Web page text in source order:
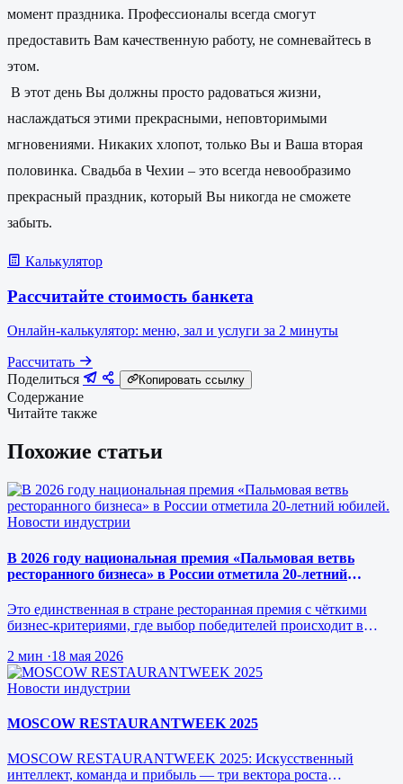
момент праздника. Профессионалы всегда смогут
предоставить Вам качественную работу, не сомневайтесь в
этом.
В этот день Вы должны просто радоваться жизни,
наслаждаться этими прекрасными, неповторимыми
мгновениями. Никаких хлопот, только Вы и Ваша вторая
половинка. Свадьба в Чехии – это всегда невообразимо
прекрасный праздник, который Вы никогда не сможете
забыть.
Калькулятор
Рассчитайте стоимость банкета
Онлайн-калькулятор: меню, зал и услуги за 2 минуты
Рассчитать
Поделиться
Копировать ссылку
Содержание
Читайте также
Похожие статьи
Новости индустрии
В 2026 году национальная премия «Пальмовая ветвь
ресторанного бизнеса» в России отметила 20-летний
Это единственная в стране ресторанная премия с чёткими
бизнес-критериями, где выбор победителей происходит в
2 мин ·18 мая 2026
Новости индустрии
MOSCOW RESTAURANTWEEK 2025
MOSCOW RESTAURANTWEEK 2025: Искусственный
интеллект, команда и прибыль — три вектора роста